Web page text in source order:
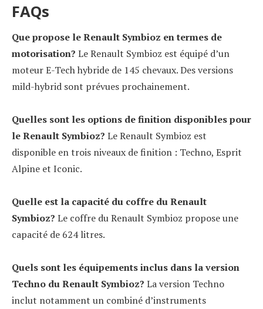
FAQs
Que propose le Renault Symbioz en termes de
motorisation? Le Renault Symbioz est équipé d’un
moteur E-Tech hybride de 145 chevaux. Des versions
mild-hybrid sont prévues prochainement.
Quelles sont les options de finition disponibles pour
le Renault Symbioz? Le Renault Symbioz est
disponible en trois niveaux de finition : Techno, Esprit
Alpine et Iconic.
Quelle est la capacité du coffre du Renault
Symbioz? Le coffre du Renault Symbioz propose une
capacité de 624 litres.
Quels sont les équipements inclus dans la version
Techno du Renault Symbioz? La version Techno
inclut notamment un combiné d’instruments